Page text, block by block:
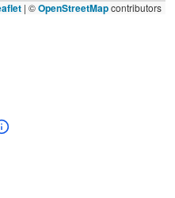
| ©OpenStreetMapcontributors